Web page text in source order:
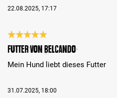
22.08.2025, 17:17
Análise com classificação de 5
Futter von Belcando
Mein Hund liebt dieses Futter
31.07.2025, 18:00